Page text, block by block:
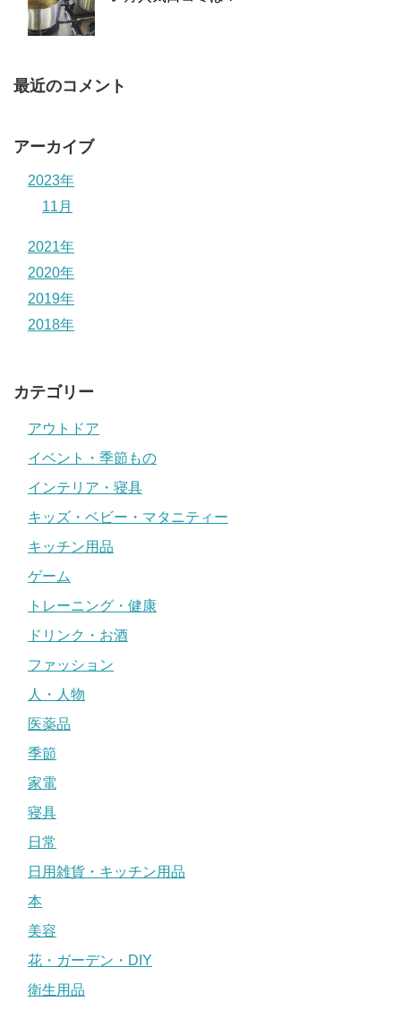
最近のコメント
アーカイブ
2023年
11月
2021年
2020年
2019年
2018年
カテゴリー
アウトドア
イベント・季節もの
インテリア・寝具
キッズ・ベビー・マタニティー
キッチン用品
ゲーム
トレーニング・健康
ドリンク・お酒
ファッション
人・人物
医薬品
季節
家電
寝具
日常
日用雑貨・キッチン用品
本
美容
花・ガーデン・DIY
衛生用品